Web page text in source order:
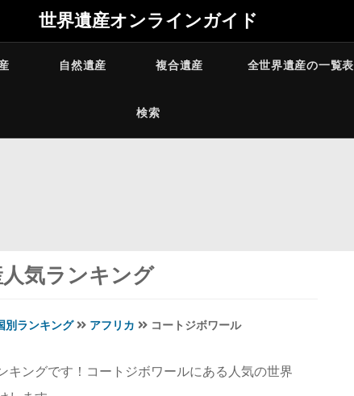
世界遺産オンラインガイド
自然遺産 複合遺産 全世界遺産の一覧表
検索
気ランキング
別ランキング アフリカ コートジボワール
キングです！コートジボワールにある人気の世界